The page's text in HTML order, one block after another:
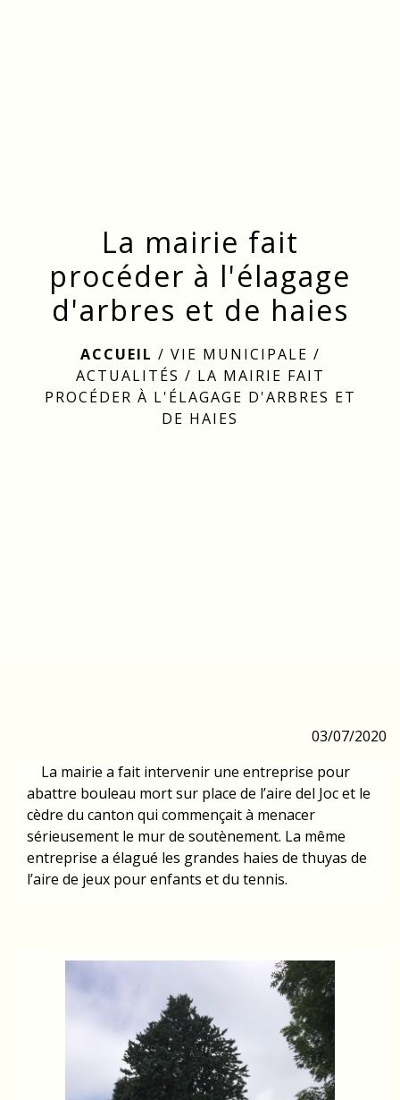
La mairie fait
procéder à l'élagage
d'arbres et de haies
ACCUEIL / VIE MUNICIPALE /
ACTUALITÉS / LA MAIRIE FAIT
PROCÉDER À L'ÉLAGAGE D'ARBRES ET
DE HAIES
03/07/2020
La mairie a fait intervenir une entreprise pour
abattre bouleau mort sur place de l’aire del Joc et le
cèdre du canton qui commençait à menacer
sérieusement le mur de soutènement. La même
entreprise a élagué les grandes haies de thuyas de
l’aire de jeux pour enfants et du tennis.